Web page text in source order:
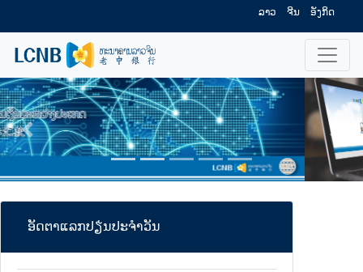
ລາວ ຈີນ ອັງກິດ
ກັບຄືນ
ອັດຕາແລກປຽ່ນປະຈຳວັນ